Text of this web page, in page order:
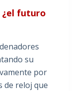
¿el futuro
su
por
de reloj que